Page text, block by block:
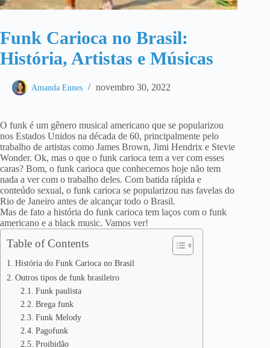
Funk Carioca no Brasil:
História, Artistas e Músicas
Amanda Ennes novembro 30, 2022
O funk é um gênero musical americano que se popularizou
nos Estados Unidos na década de 60, principalmente pelo
trabalho de artistas como James Brown, Jimi Hendrix e Stevie
Wonder. Ok, mas o que o funk carioca tem a ver com esses
caras? Bom, o funk carioca que conhecemos hoje não tem
nada a ver com o trabalho deles. Com batida rápida e
conteúdo sexual, o funk carioca se popularizou nas favelas do
Rio de Janeiro antes de alcançar todo o Brasil.
Mas de fato a história do funk carioca tem laços com o funk
americano e a black music. Vamos ver!
Table of Contents
História do Funk Carioca no Brasil
Outros tipos de funk brasileiro
Funk paulista
Brega funk
Funk Melody
Pagofunk
Proibidão